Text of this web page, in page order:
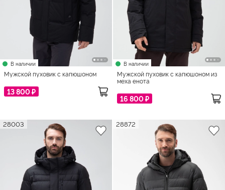
В наличии
Мужской пуховик с капюшоном
13 800 ₽
В наличии
Мужской пуховик с капюшоном из
меха енота
16 800 ₽
28003 28872